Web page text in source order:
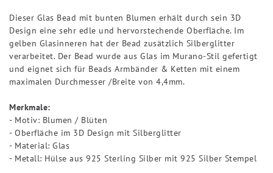
Dieser Glas Bead mit bunten Blumen erhält durch sein 3D
Design eine sehr edle und hervorstechende Oberfläche. Im
gelben Glasinneren hat der Bead zusätzlich Silberglitter
verarbeitet. Der Bead wurde aus Glas im Murano-Stil gefertigt
und eignet sich für Beads Armbänder & Ketten mit einem
maximalen Durchmesser /Breite von 4,4mm.
Merkmale:
- Motiv: Blumen / Blüten
- Oberfläche im 3D Design mit Silberglitter
- Material: Glas
- Metall: Hülse aus 925 Sterling Silber mit 925 Silber Stempel